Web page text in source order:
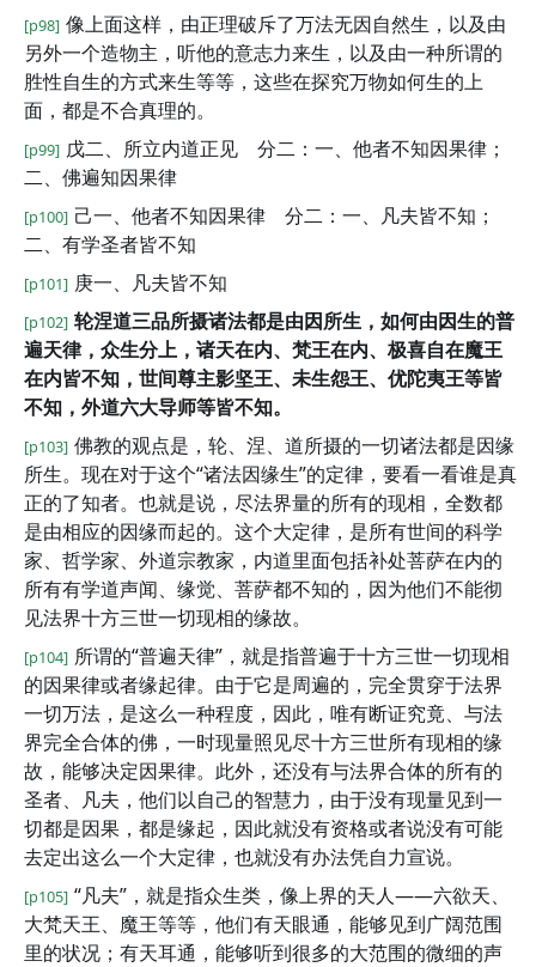
[p98] 像上面这样，由正理破斥了万法无因自然生，以及由
另外一个造物主，听他的意志力来生，以及由一种所谓的
胜性自生的方式来生等等，这些在探究万物如何生的上
面，都是不合真理的。
[p99] 戊二、所立内道正见 分二：一、他者不知因果律；
二、佛遍知因果律
[p100] 己一、他者不知因果律 分二：一、凡夫皆不知；
二、有学圣者皆不知
[p101] 庚一、凡夫皆不知
[p102] 轮涅道三品所摄诸法都是由因所生，如何由因生的普
遍天律，众生分上，诸天在内、梵王在内、极喜自在魔王
在内皆不知，世间尊主影坚王、未生怨王、优陀夷王等皆
不知，外道六大导师等皆不知。
[p103] 佛教的观点是，轮、涅、道所摄的一切诸法都是因缘
所生。现在对于这个“诸法因缘生”的定律，要看一看谁是真
正的了知者。也就是说，尽法界量的所有的现相，全数都
是由相应的因缘而起的。这个大定律，是所有世间的科学
家、哲学家、外道宗教家，内道里面包括补处菩萨在内的
所有有学道声闻、缘觉、菩萨都不知的，因为他们不能彻
见法界十方三世一切现相的缘故。
[p104] 所谓的“普遍天律”，就是指普遍于十方三世一切现相
的因果律或者缘起律。由于它是周遍的，完全贯穿于法界
一切万法，是这么一种程度，因此，唯有断证究竟、与法
界完全合体的佛，一时现量照见尽十方三世所有现相的缘
故，能够决定因果律。此外，还没有与法界合体的所有的
圣者、凡夫，他们以自己的智慧力，由于没有现量见到一
切都是因果，都是缘起，因此就没有资格或者说没有可能
去定出这么一个大定律，也就没有办法凭自力宣说。
[p105] “凡夫”，就是指众生类，像上界的天人——六欲天、
大梵天王、魔王等等，他们有天眼通，能够见到广阔范围
里的状况；有天耳通，能够听到很多的大范围的微细的声